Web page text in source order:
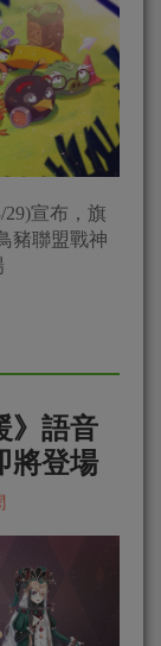
29)宣布，旗
豬聯盟戰神
》語音
將登場